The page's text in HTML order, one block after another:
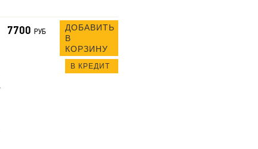
7700 РУБ
ДОБАВИТЬ
В
КОРЗИНУ
В КРЕДИТ